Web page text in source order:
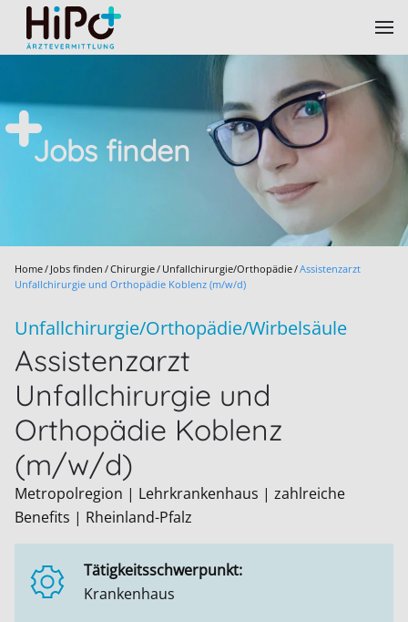
Skip to main content
Jobs finden
Home Jobs finden Chirurgie Unfallchirurgie/Orthopädie Assistenzarzt
Unfallchirurgie und Orthopädie Koblenz (m/w/d)
Unfallchirurgie/Orthopädie/Wirbelsäule
Assistenzarzt
Unfallchirurgie und
Orthopädie Koblenz
(m/w/d)
Metropolregion | Lehrkrankenhaus | zahlreiche
Benefits | Rheinland-Pfalz
Tätigkeitsschwerpunkt:
Krankenhaus